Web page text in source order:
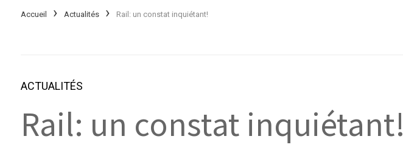
Accueil Actualités Rail: un constat inquiétant!
ACTUALITÉS
Rail: un constat inquiétant!